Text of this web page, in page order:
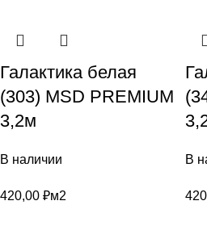
Галактика белая
(303) MSD PREMIUM
3,2м
В наличии
420,00 ₽м2
В